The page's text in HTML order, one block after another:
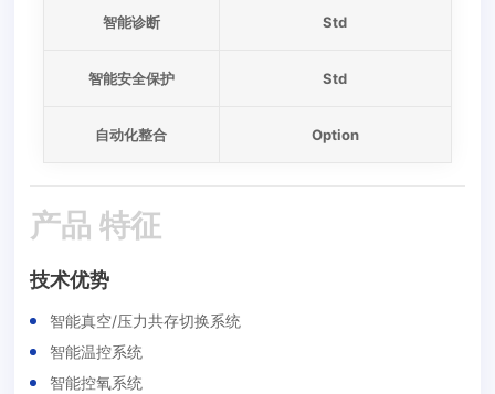
智能诊断 Std
智能安全保护 Std
自动化整合 Option
产品 特征
技术优势
智能真空/压力共存切换系统
智能温控系统
智能控氧系统